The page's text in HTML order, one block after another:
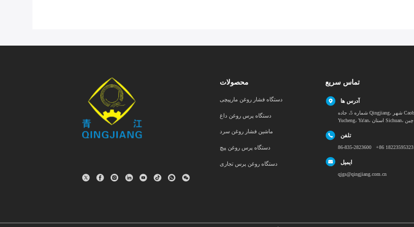
محصولات
دستگاه فشار روغن مارپیچی
دستگاه پرس روغن داغ
ماشین فشار روغن سرد
دستگاه پرس روغن پیچ
دستگاه روغن پرس تجاری
تماس سریع
آدرس ها
شماره 5، جاده Qingjiang، شهر Caoba، منطقه
Yucheng، Ya'an، استان Sichuan، چین
تلفن
86-835-2823600 +86 18223595323
ایمیل
qjgs@qingjiang.com.cn